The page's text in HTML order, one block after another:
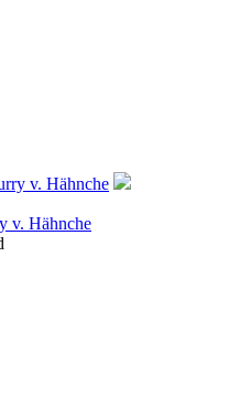
v. Hähnche